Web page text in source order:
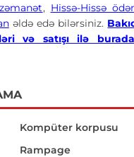
, Hissə-Hissə
əldə edə bilərsiniz.
və satışı ilə
Kompüter korpusu
Rampage